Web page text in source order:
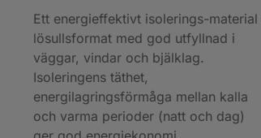
Ett energieffektivt isolerings-material
lösullsformat med god utfyllnad i
väggar, vindar och bjälklag.
Isoleringens täthet,
energilagringsförmåga mellan kalla
och varma perioder (natt och dag)